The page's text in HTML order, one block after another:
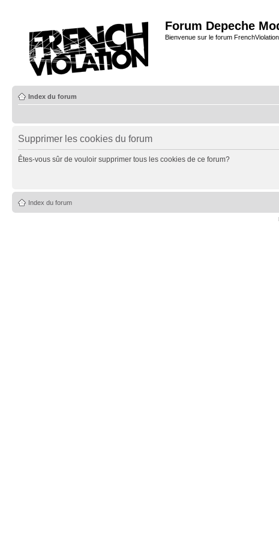
Forum Depeche
Bienvenue sur le forum FrenchViolation
Index du forum
Supprimer les cookies du forum
Êtes-vous sûr de vouloir supprimer tous les cookies de ce forum?
Index du forum